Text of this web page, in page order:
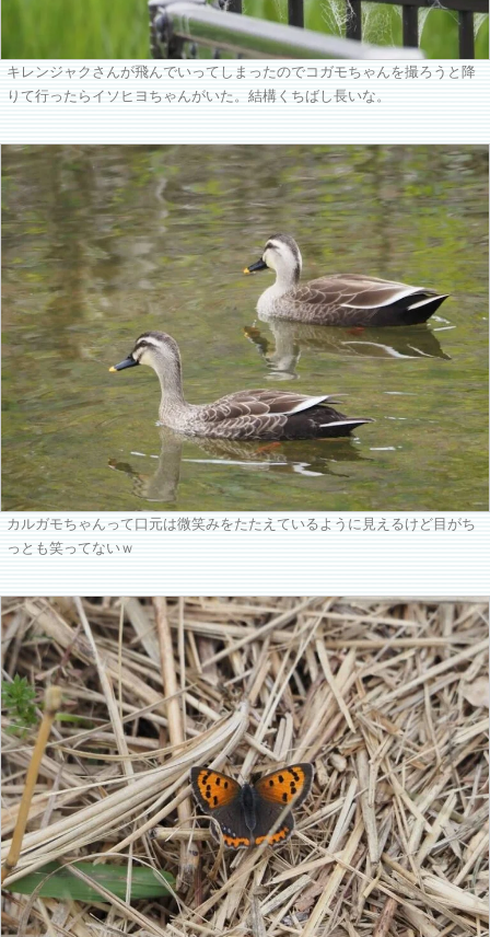
キレンジャクさんが飛んでいってしまったのでコガモちゃんを撮ろうと降
りて行ったらイソヒヨちゃんがいた。結構くちばし長いな。
カルガモちゃんって口元は微笑みをたたえているように見えるけど目がち
っとも笑ってないｗ